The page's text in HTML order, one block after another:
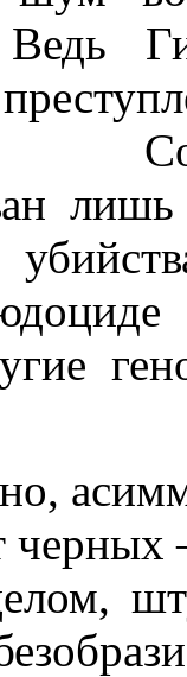
Ведь
черных